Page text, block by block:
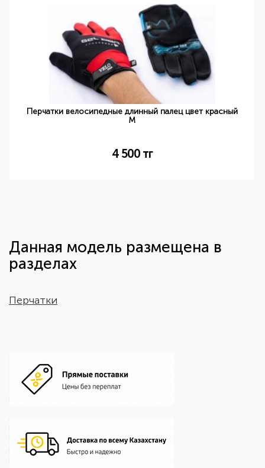
Перчатки велосипедные длинный палец цвет красный
M
4 500тг
Данная модель размещена в
разделах
Перчатки